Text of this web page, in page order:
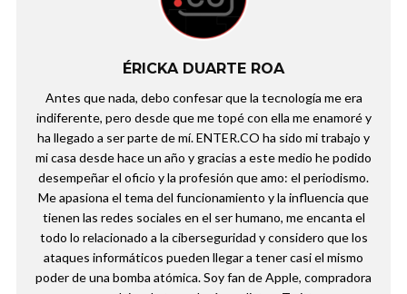
ÉRICKA DUARTE ROA
Antes que nada, debo confesar que la tecnología me era
indiferente, pero desde que me topé con ella me enamoré y
ha llegado a ser parte de mí. ENTER.CO ha sido mi trabajo y
mi casa desde hace un año y gracias a este medio he podido
desempeñar el oficio y la profesión que amo: el periodismo.
Me apasiona el tema del funcionamiento y la influencia que
tienen las redes sociales en el ser humano, me encanta el
todo lo relacionado a la ciberseguridad y considero que los
ataques informáticos pueden llegar a tener casi el mismo
poder de una bomba atómica. Soy fan de Apple, compradora